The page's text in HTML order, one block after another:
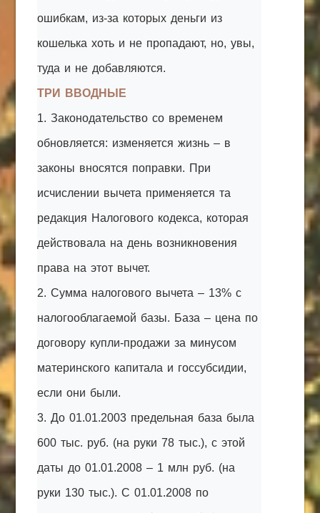
ошибкам, из-за которых деньги из
кошелька хоть и не пропадают, но, увы,
туда и не добавляются.
ТРИ ВВОДНЫЕ
1. Законодательство со временем
обновляется: изменяется жизнь – в
законы вносятся поправки. При
исчислении вычета применяется та
редакция Налогового кодекса, которая
действовала на день возникновения
права на этот вычет.
2. Сумма налогового вычета – 13% с
налогооблагаемой базы. База – цена по
договору купли-продажи за минусом
материнского капитала и госсубсидии,
если они были.
3. До 01.01.2003 предельная база была
600 тыс. руб. (на руки 78 тыс.), с этой
даты до 01.01.2008 – 1 млн руб. (на
руки 130 тыс.). С 01.01.2008 по